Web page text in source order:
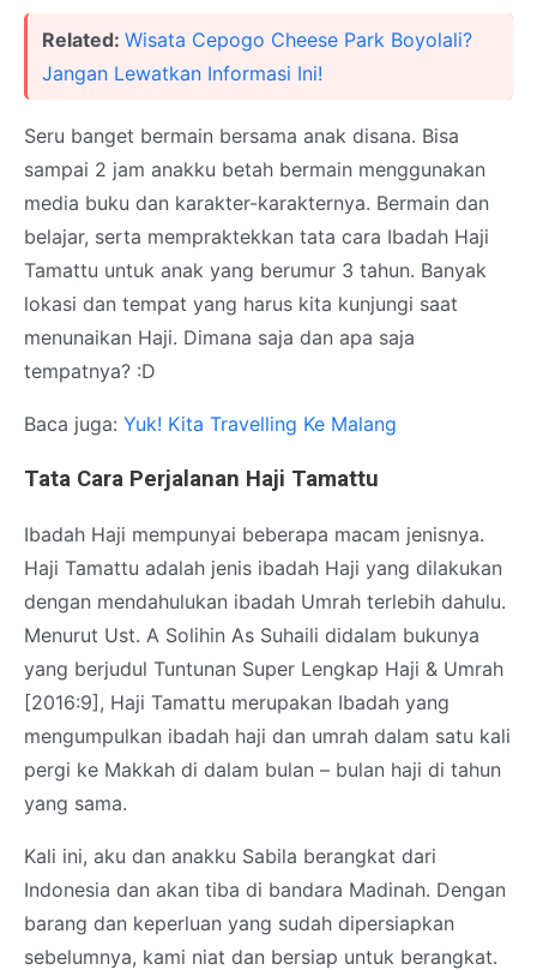
Related: Wisata Cepogo Cheese Park Boyolali?
Jangan Lewatkan Informasi Ini!
Seru banget bermain bersama anak disana. Bisa
sampai 2 jam anakku betah bermain menggunakan
media buku dan karakter-karakternya. Bermain dan
belajar, serta mempraktekkan tata cara Ibadah Haji
Tamattu untuk anak yang berumur 3 tahun. Banyak
lokasi dan tempat yang harus kita kunjungi saat
menunaikan Haji. Dimana saja dan apa saja
tempatnya? :D
Baca juga: Yuk! Kita Travelling Ke Malang
Tata Cara Perjalanan Haji Tamattu
Ibadah Haji mempunyai beberapa macam jenisnya.
Haji Tamattu adalah jenis ibadah Haji yang dilakukan
dengan mendahulukan ibadah Umrah terlebih dahulu.
Menurut Ust. A Solihin As Suhaili didalam bukunya
yang berjudul Tuntunan Super Lengkap Haji & Umrah
[2016:9], Haji Tamattu merupakan Ibadah yang
mengumpulkan ibadah haji dan umrah dalam satu kali
pergi ke Makkah di dalam bulan – bulan haji di tahun
yang sama.
Kali ini, aku dan anakku Sabila berangkat dari
Indonesia dan akan tiba di bandara Madinah. Dengan
barang dan keperluan yang sudah dipersiapkan
sebelumnya, kami niat dan bersiap untuk berangkat.